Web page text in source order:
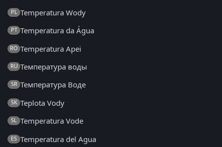
PL Temperatura Wody
PT Temperatura da Água
RO Temperatura Apei
RU Температура воды
SR Температура Воде
SK Teplota Vody
SL Temperatura Vode
ES Temperatura del Agua